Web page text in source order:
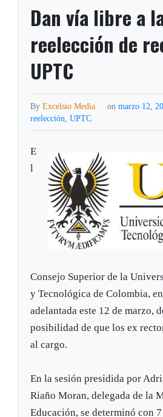
Dan vía libre a
reelección de
UPTC
ByExcelsio Media on marzo 12,
reelección,UPTC
E
l
Consejo Superior de la
y Tecnológica de Colombia,
adelantada este 12 de marzo,
posibilidad de que los ex
al cargo.
En la sesión presidida por
Riaño Moran, delegada de la
Educación, se determinó con